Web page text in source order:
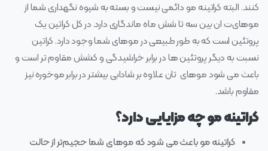
کنند. البته کراتینه مو دائمی نیست و بسته به شیوه نگهداری شما از
مو‌های‌ت ان بین سه تا شش ماه ماندگاری دارد. در کل کراتین یک
پروتئین است که به طور طبیعی در مو‌های شما وجود دارد. کراتین
نسبت به دیگر پروتئین‌ ها در برابر خراشیدگی و کشش مقاوم‌ تر است و
باعث می‌ شود موهای تان علاوه بر شادابی بیشتر در برابر موخوره نیز
مقاوم باشد.
کراتینه مو چه مزایایی دارد؟
کراتینه مو باعث می‌ شود که موهای شما حجیم‌تر از حالت